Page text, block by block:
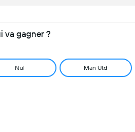
va gagner ?
Nul Man Utd